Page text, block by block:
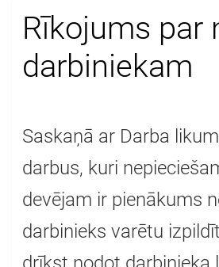
Rīkojums par
darbiniekam
Saskaņā ar Darba
darbus, kuri
devējam ir pienākums
darbinieks varētu